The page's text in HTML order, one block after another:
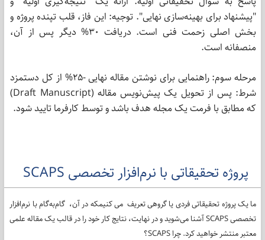
"پیشنهاد برای بهینه‌سازی نهایی". توجیه: این فاز، قلب تپنده پروژه و
بخش اصلی زحمت فنی است. دریافت ۳۰% دیگر پس از آن،
منصفانه است.
مرحله سوم: راهنمایی برای نوشتن مقاله نهایی -25% از کل دستمزد
شرط: پس از تحویل یک پیش‌نویس مقاله (Draft Manuscript)
که مطابق با فرمت یک مجله هدف باشد و توسط کارفرما تایید شود.
پروژه تحقیقاتی با نرم‌افزار تخصصی SCAPS
ما یک پروژه تحقیقاتی فردی یا گروهی تعریف می کنیمکه در آن، گام‌به‌گام با نرم‌افزار
تخصصی SCAPS آشنا می‌شوید و در نهایت، نتایج کار خود را در قالب یک مقاله علمی
معتبر منتشر خواهید کرد. چرا SCAPS؟